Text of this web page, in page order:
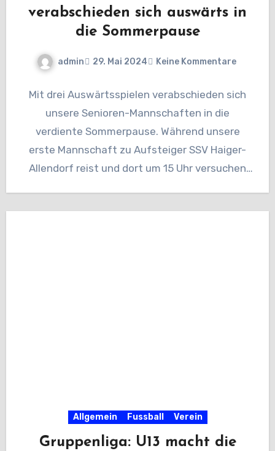
verabschieden sich auswärts in
die Sommerpause
admin 29. Mai 2024 Keine Kommentare
Mit drei Auswärtsspielen verabschieden sich
unsere Senioren-Mannschaften in die
verdiente Sommerpause. Während unsere
erste Mannschaft zu Aufsteiger SSV Haiger-
Allendorf reist und dort um 15 Uhr versuchen
Allgemein Fussball Verein
Gruppenliga: U13 macht die